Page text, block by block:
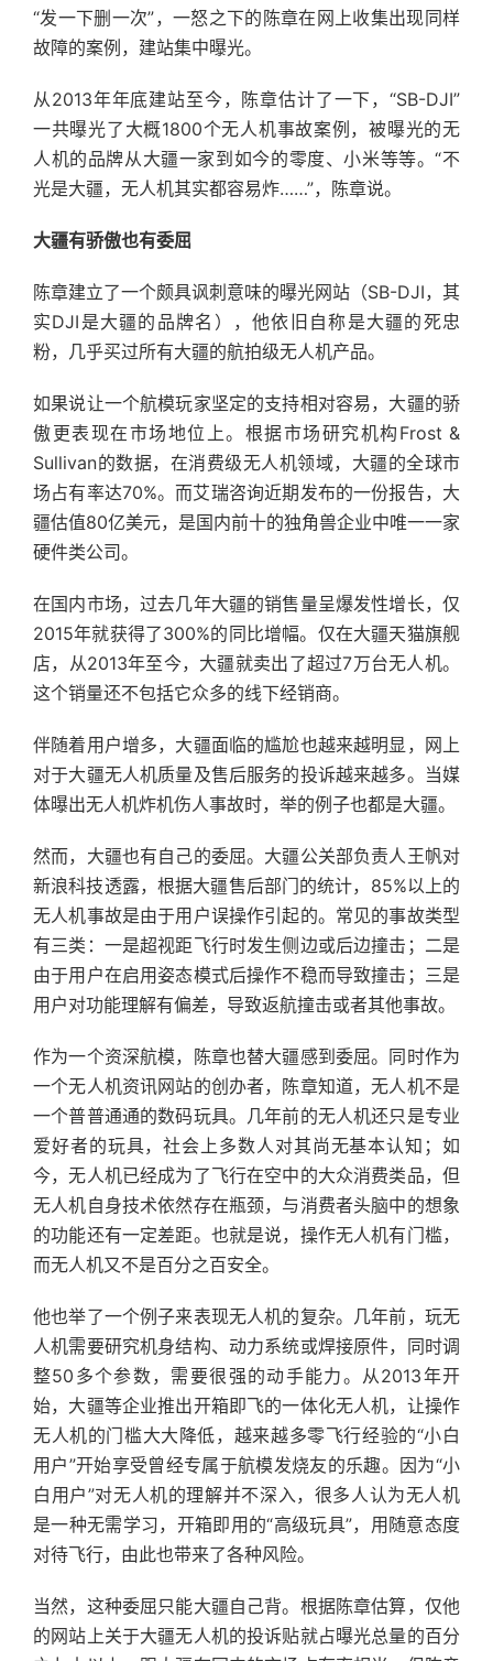
“发一下删一次”，一怒之下的陈章在网上收集出现同样
故障的案例，建站集中曝光。
从2013年年底建站至今，陈章估计了一下，“SB-DJI”
一共曝光了大概1800个无人机事故案例，被曝光的无
人机的品牌从大疆一家到如今的零度、小米等等。“不
光是大疆，无人机其实都容易炸……”，陈章说。
大疆有骄傲也有委屈
陈章建立了一个颇具讽刺意味的曝光网站（SB-DJI，其
实DJI是大疆的品牌名），他依旧自称是大疆的死忠
粉，几乎买过所有大疆的航拍级无人机产品。
如果说让一个航模玩家坚定的支持相对容易，大疆的骄
傲更表现在市场地位上。根据市场研究机构Frost &
Sullivan的数据，在消费级无人机领域，大疆的全球市
场占有率达70%。而艾瑞咨询近期发布的一份报告，大
疆估值80亿美元，是国内前十的独角兽企业中唯一一家
硬件类公司。
在国内市场，过去几年大疆的销售量呈爆发性增长，仅
2015年就获得了300%的同比增幅。仅在大疆天猫旗舰
店，从2013年至今，大疆就卖出了超过7万台无人机。
这个销量还不包括它众多的线下经销商。
伴随着用户增多，大疆面临的尴尬也越来越明显，网上
对于大疆无人机质量及售后服务的投诉越来越多。当媒
体曝出无人机炸机伤人事故时，举的例子也都是大疆。
然而，大疆也有自己的委屈。大疆公关部负责人王帆对
新浪科技透露，根据大疆售后部门的统计，85%以上的
无人机事故是由于用户误操作引起的。常见的事故类型
有三类：一是超视距飞行时发生侧边或后边撞击；二是
由于用户在启用姿态模式后操作不稳而导致撞击；三是
用户对功能理解有偏差，导致返航撞击或者其他事故。
作为一个资深航模，陈章也替大疆感到委屈。同时作为
一个无人机资讯网站的创办者，陈章知道，无人机不是
一个普普通通的数码玩具。几年前的无人机还只是专业
爱好者的玩具，社会上多数人对其尚无基本认知；如
今，无人机已经成为了飞行在空中的大众消费类品，但
无人机自身技术依然存在瓶颈，与消费者头脑中的想象
的功能还有一定差距。也就是说，操作无人机有门槛，
而无人机又不是百分之百安全。
他也举了一个例子来表现无人机的复杂。几年前，玩无
人机需要研究机身结构、动力系统或焊接原件，同时调
整50多个参数，需要很强的动手能力。从2013年开
始，大疆等企业推出开箱即飞的一体化无人机，让操作
无人机的门槛大大降低，越来越多零飞行经验的“小白
用户”开始享受曾经专属于航模发烧友的乐趣。因为“小
白用户”对无人机的理解并不深入，很多人认为无人机
是一种无需学习，开箱即用的“高级玩具”，用随意态度
对待飞行，由此也带来了各种风险。
当然，这种委屈只能大疆自己背。根据陈章估算，仅他
的网站上关于大疆无人机的投诉贴就占曝光总量的百分